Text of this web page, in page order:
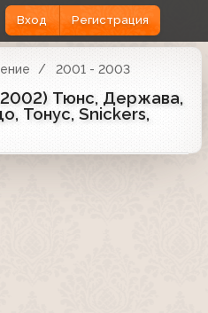
Вход Регистрация
2001 - 2003
Тюнс, Держава,
Тонус, Snickers,